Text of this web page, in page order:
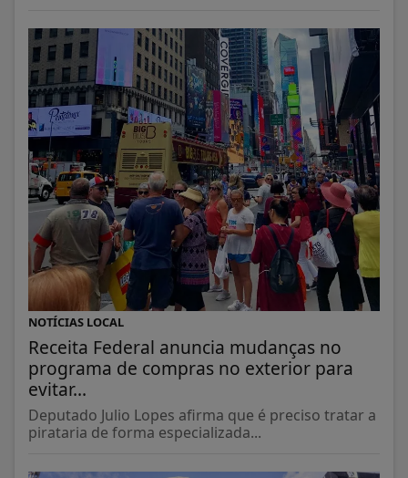
NOTÍCIAS LOCAL
Receita Federal anuncia mudanças no
programa de compras no exterior para
evitar...
Deputado Julio Lopes afirma que é preciso tratar a
pirataria de forma especializada...